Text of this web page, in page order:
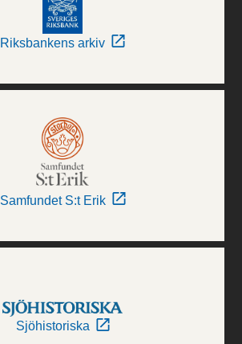
Riksbankens arkiv
Samfundet S:t Erik
Sjöhistoriska